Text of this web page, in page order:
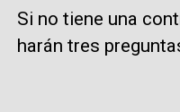
Si no tiene una
harán tres